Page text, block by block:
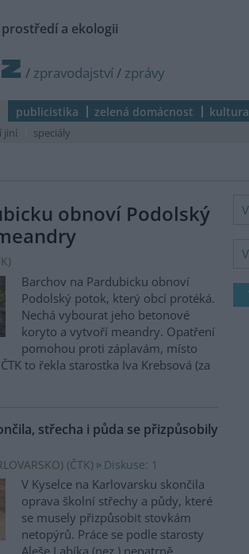
a ekologii
/ zpravodajství/ zprávy
publicistika zelená domácnost kultura
jiní speciály
obnoví Podolský
)
Barchov na Pardubicku obnoví
Podolský potok, který obcí protéká.
Nechá vybourat jeho betonové
koryto a vytvoří meandry. Opatření
pomohou proti záplavám, místo
to řekla starostka Iva Krebsová (za
střecha i půda se přizpůsobily
(ČTK) Diskuse: 1
V Kyselce na Karlovarsku skončila
oprava školní střechy a půdy, které
se musely přizpůsobit stovkám
netopýrů. Práce se podle starosty